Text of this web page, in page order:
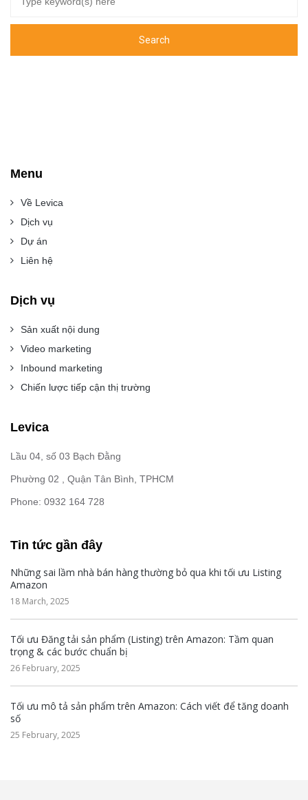
Menu
Về Levica
Dịch vụ
Dự án
Liên hệ
Dịch vụ
Sản xuất nội dung
Video marketing
Inbound marketing
Chiến lược tiếp cận thị trường
Levica
Lầu 04, số 03 Bạch Đằng
Phường 02 , Quận Tân Bình, TPHCM
Phone: 0932 164 728
Tin tức gần đây
Những sai lầm nhà bán hàng thường bỏ qua khi tối ưu Listing
Amazon
18 March, 2025
Tối ưu Đăng tải sản phẩm (Listing) trên Amazon: Tầm quan
trọng & các bước chuẩn bị
26 February, 2025
Tối ưu mô tả sản phẩm trên Amazon: Cách viết để tăng doanh
số
25 February, 2025